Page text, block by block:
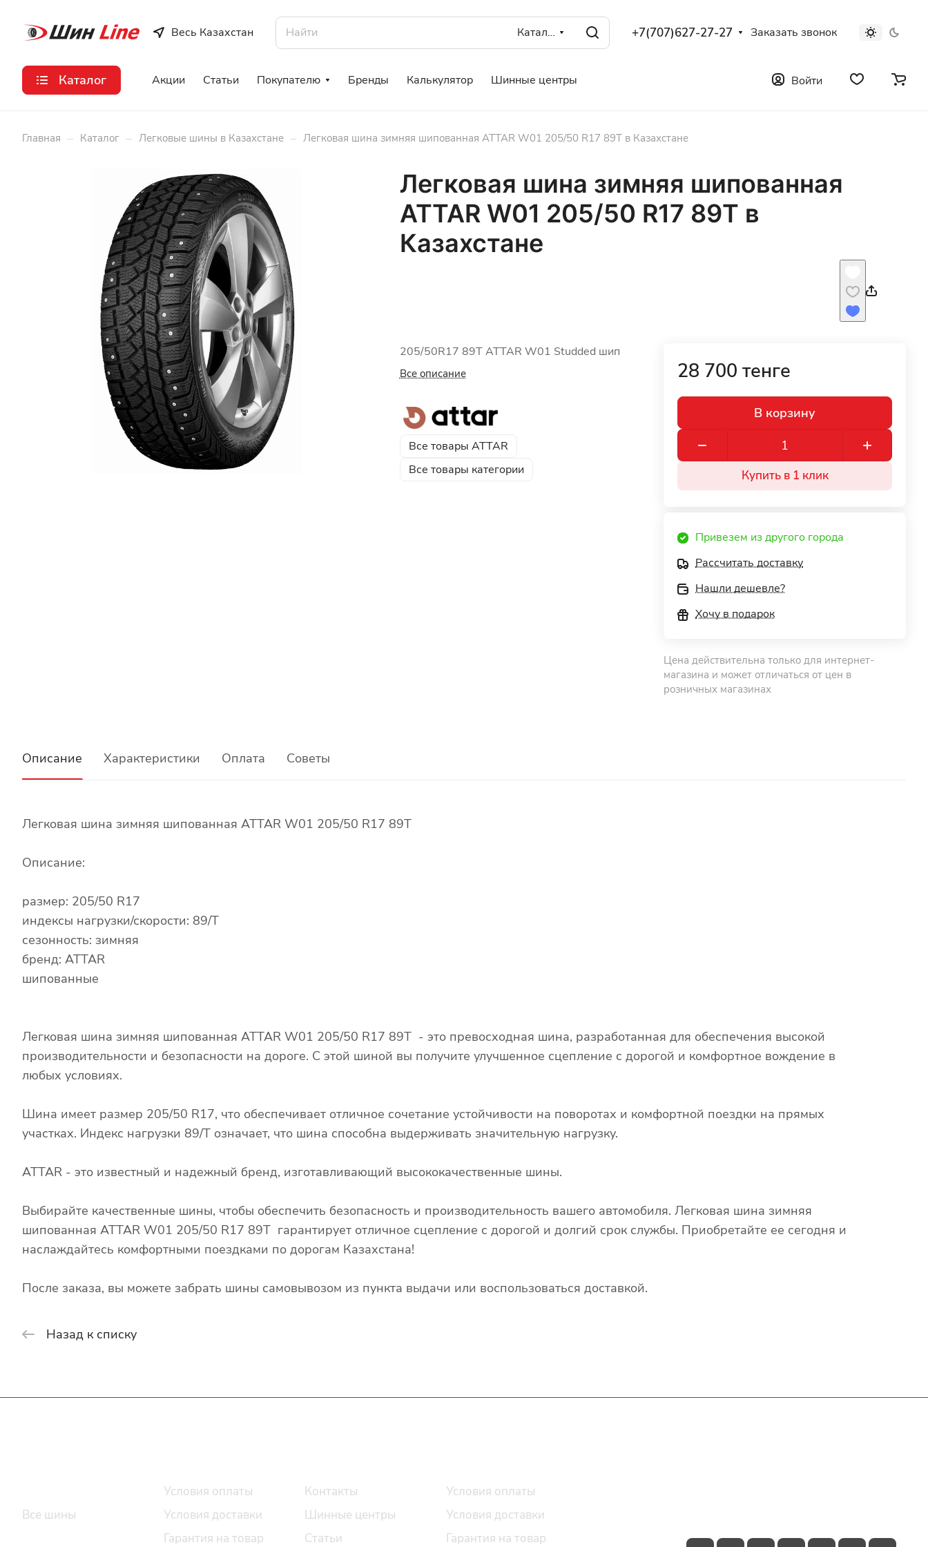
Весь Казахстан Каталог +7(707)627-27-27 Заказать звонок
Каталог Акции Статьи Покупателю Бренды Калькулятор Шинные центры Войти
Главная – Каталог – Легковые шины в Казахстане – Легковая шина зимняя шипованная ATTAR W01 205/50 R17 89T в Казахстане
Легковая шина зимняя шипованная
ATTAR W01 205/50 R17 89T в
Казахстане
205/50R17 89Т ATTAR W01 Studded шип
Все описание
Все товары ATTAR
Все товары категории
28 700 тенге
В корзину
Купить в 1 клик
Привезем из другого города
Рассчитать доставку
Нашли дешевле?
Хочу в подарок
Цена действительна только для интернет-
магазина и может отличаться от цен в
розничных магазинах
Описание Характеристики Оплата Советы
Легковая шина зимняя шипованная ATTAR W01 205/50 R17 89T
Описание:
размер: 205/50 R17
индексы нагрузки/скорости: 89/T
сезонность: зимняя
бренд: ATTAR
шипованные
Легковая шина зимняя шипованная ATTAR W01 205/50 R17 89T - это превосходная шина, разработанная для обеспечения высокой
производительности и безопасности на дороге. С этой шиной вы получите улучшенное сцепление с дорогой и комфортное вождение в
любых условиях.
Шина имеет размер 205/50 R17, что обеспечивает отличное сочетание устойчивости на поворотах и комфортной поездки на прямых
участках. Индекс нагрузки 89/T означает, что шина способна выдерживать значительную нагрузку.
ATTAR - это известный и надежный бренд, изготавливающий высококачественные шины.
Выбирайте качественные шины, чтобы обеспечить безопасность и производительность вашего автомобиля. Легковая шина зимняя
шипованная ATTAR W01 205/50 R17 89T гарантирует отличное сцепление с дорогой и долгий срок службы. Приобретайте ее сегодня и
наслаждайтесь комфортными поездками по дорогам Казахстана!
После заказа, вы можете забрать шины самовывозом из пункта выдачи или воспользоваться доставкой.
Назад к списку
Все шины
Условия оплаты
Условия доставки
Гарантия на товар
Контакты
Шинные центры
Статьи
Условия оплаты
Условия доставки
Гарантия на товар